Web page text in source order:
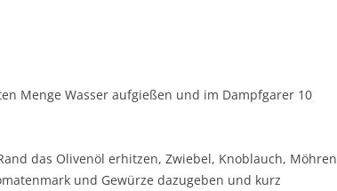
Menge Wasser aufgießen und im Dampfgarer 10
das Olivenöl erhitzen, Zwiebel, Knoblauch, Möhren
und Gewürze dazugeben und kurz